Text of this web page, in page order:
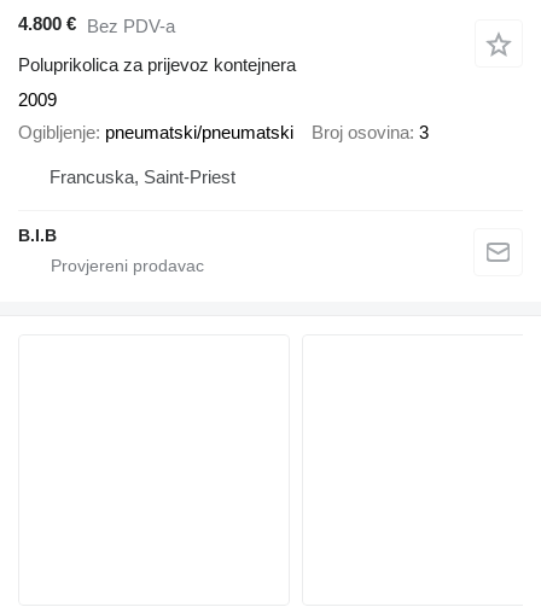
4.800 € Bez PDV-a
Poluprikolica za prijevoz kontejnera
2009
Ogibljenje pneumatski/pneumatski Broj osovina 3
Francuska, Saint-Priest
B.I.B